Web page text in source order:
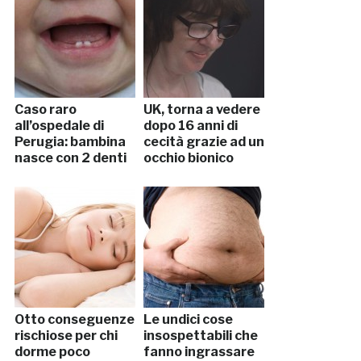
Caso raro
all’ospedale di
Perugia: bambina
nasce con 2 denti
UK, torna a vedere
dopo 16 anni di
cecità grazie ad un
occhio bionico
Otto conseguenze
rischiose per chi
dorme poco
Le undici cose
insospettabili che
fanno ingrassare